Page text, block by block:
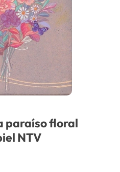
paraíso floral
NTV